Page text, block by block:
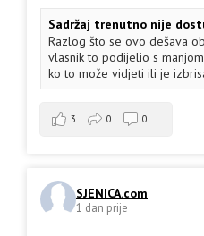
Sadržaj trenutno nije
Razlog što se ovo dešava
vlasnik to podijelio s
ko to može vidjeti ili je
3 0 0
SJENICA.com
1 dan prije